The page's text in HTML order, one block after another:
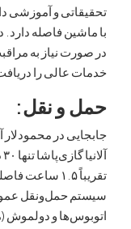
و آموزشی دانشگاه
فاصله دارد. در نتیجه،
نیاز به مراقبت‌های
را دریافت خواهید
و نقل:
در محمودلار آسان و
آلانیا گازی‌پاشا
تقریباً ۱.۵ ساعت فاصله
عمومی خوب
و دولموش